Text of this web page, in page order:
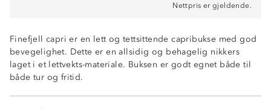
Nettpris er gjeldende.
Finefjell capri er en lett og tettsittende capribukse med god
bevegelighet. Dette er en allsidig og behagelig nikkers
laget i et lettvekts-materiale. Buksen er godt egnet både til
både tur og fritid.
Hurtigtørkende
Fukttransporterende